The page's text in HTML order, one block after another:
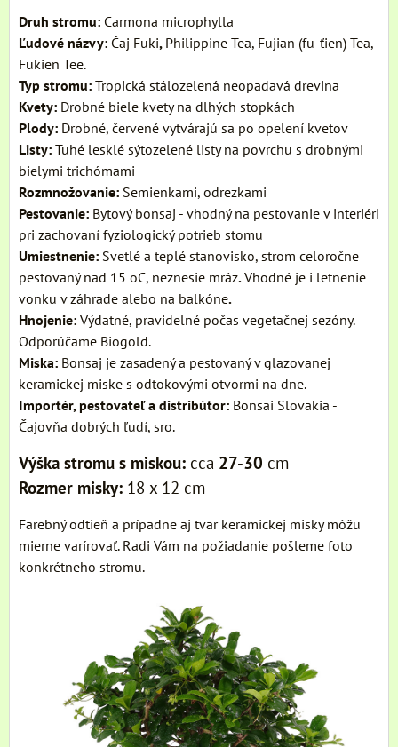
Druh stromu: Carmona microphylla
Ľudové názvy: Čaj Fuki, Philippine Tea, Fujian (fu-ťien) Tea,
Fukien Tee.
Typ stromu: Tropická stálozelená neopadavá drevina
Kvety: Drobné biele kvety na dlhých stopkách
Plody: Drobné, červené vytvárajú sa po opelení kvetov
Listy: Tuhé lesklé sýtozelené listy na povrchu s drobnými
bielymi trichómami
Rozmnožovanie: Semienkami, odrezkami
Pestovanie: Bytový bonsaj - vhodný na pestovanie v interiéri
pri zachovaní fyziologický potrieb stomu
Umiestnenie: Svetlé a teplé stanovisko, strom celoročne
pestovaný nad 15 oC, neznesie mráz.Vhodné je i letnenie
vonku v záhrade alebo na balkóne.
Hnojenie: Výdatné, pravidelné počas vegetačnej sezóny.
Odporúčame Biogold.
Miska: Bonsaj je zasadený a pestovaný v glazovanej
keramickej miske s odtokovými otvormi na dne.
Importér, pestovateľ a distribútor: Bonsai Slovakia -
Čajovňa dobrých ľudí, sro.
Výška stromu s miskou: cca 27-30 cm
Rozmer misky: 18 x 12 cm
Farebný odtieň a prípadne aj tvar keramickej misky môžu
mierne varírovať. Radi Vám na požiadanie pošleme foto
konkrétneho stromu.